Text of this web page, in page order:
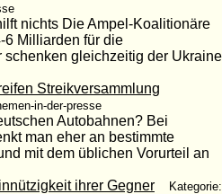
nichts Die Ampel-Koalitionäre
6 Milliarden für die
schenken gleichzeitig der Ukraine
Streikversammlung
in-der-presse
Autobahnen? Bei
man eher an bestimmte
mit dem üblichen Vorurteil an
ihrer Gegner
Kategorie: